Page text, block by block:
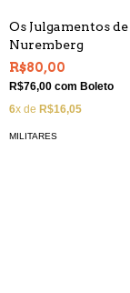
Os Julgamentos de
Nuremberg
R$80,00
R$76,00 com Boleto
6x de R$16,05
MILITARES